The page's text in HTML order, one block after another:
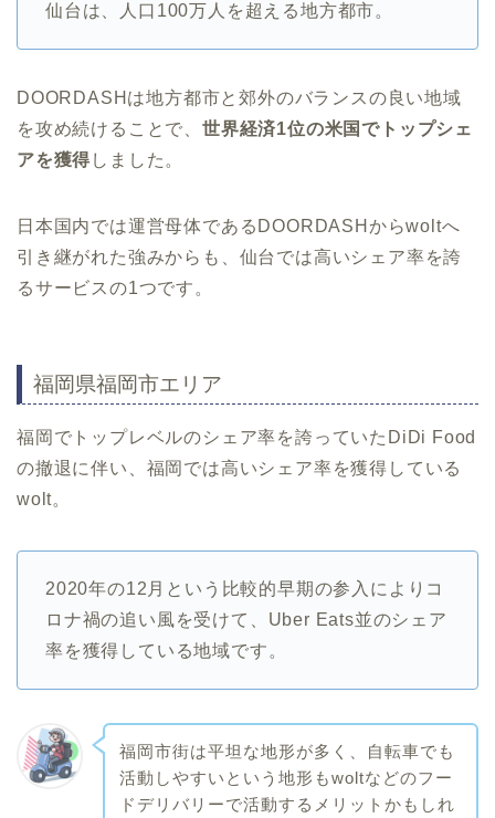
仙台は、人口100万人を超える地方都市。
DOORDASHは地方都市と郊外のバランスの良い地域
を攻め続けることで、 世界経済1位の米国でトップシェ
アを獲得しました。
日本国内では運営母体であるDOORDASHからwoltへ
引き継がれた強みからも、仙台では高いシェア率を誇
るサービスの1つです。
福岡県福岡市エリア
福岡でトップレベルのシェア率を誇っていたDiDi Food
の撤退に伴い、福岡では高いシェア率を獲得している
wolt。
2020年の12月という比較的早期の参入によりコ
ロナ禍の追い風を受けて、Uber Eats並のシェア
率を獲得している地域です。
福岡市街は平坦な地形が多く、自転車でも
活動しやすいという地形もwoltなどのフー
ドデリバリーで活動するメリットかもしれ